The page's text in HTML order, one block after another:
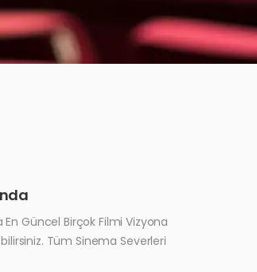
Güncel Birçok Filmi Vizyona
Tüm Sinema Severleri